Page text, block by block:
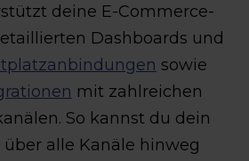
deine E-Commerce-
Dashboards und
sowie
mit zahlreichen
So kannst du dein
alle Kanäle hinweg